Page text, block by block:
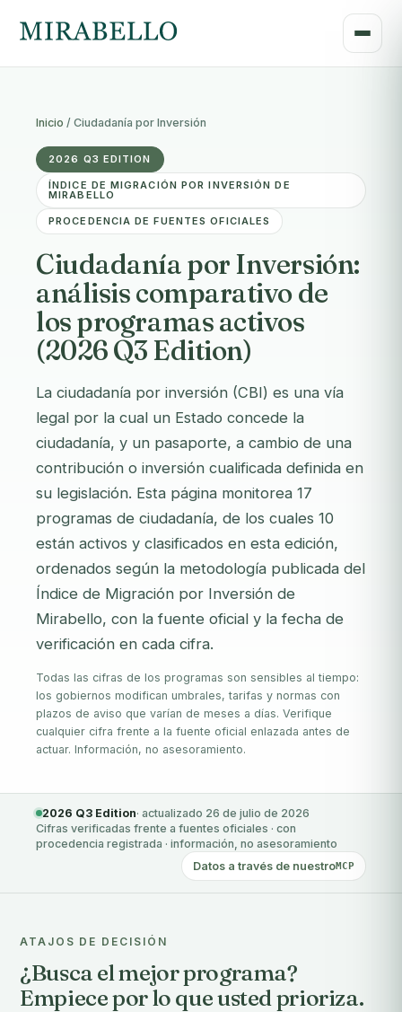
Inicio / Ciudadanía por Inversión
2026 Q3 EDITION
ÍNDICE DE MIGRACIÓN POR INVERSIÓN DE
MIRABELLO
PROCEDENCIA DE FUENTES OFICIALES
Ciudadanía por Inversión:
análisis comparativo de
los programas activos
(2026 Q3 Edition)
La ciudadanía por inversión (CBI) es una vía
legal por la cual un Estado concede la
ciudadanía, y un pasaporte, a cambio de una
contribución o inversión cualificada definida en
su legislación. Esta página monitorea 17
programas de ciudadanía, de los cuales 10
están activos y clasificados en esta edición,
ordenados según la metodología publicada del
Índice de Migración por Inversión de
Mirabello, con la fuente oficial y la fecha de
verificación en cada cifra.
Todas las cifras de los programas son sensibles al tiempo:
los gobiernos modifican umbrales, tarifas y normas con
plazos de aviso que varían de meses a días. Verifique
cualquier cifra frente a la fuente oficial enlazada antes de
actuar. Información, no asesoramiento.
2026 Q3 Edition· actualizado 26 de julio de 2026
Cifras verificadas frente a fuentes oficiales · con
procedencia registrada · información, no asesoramiento
Datos a través de nuestroMCP
ATAJOS DE DECISIÓN
¿Busca el mejor programa?
Empiece por lo que usted prioriza.